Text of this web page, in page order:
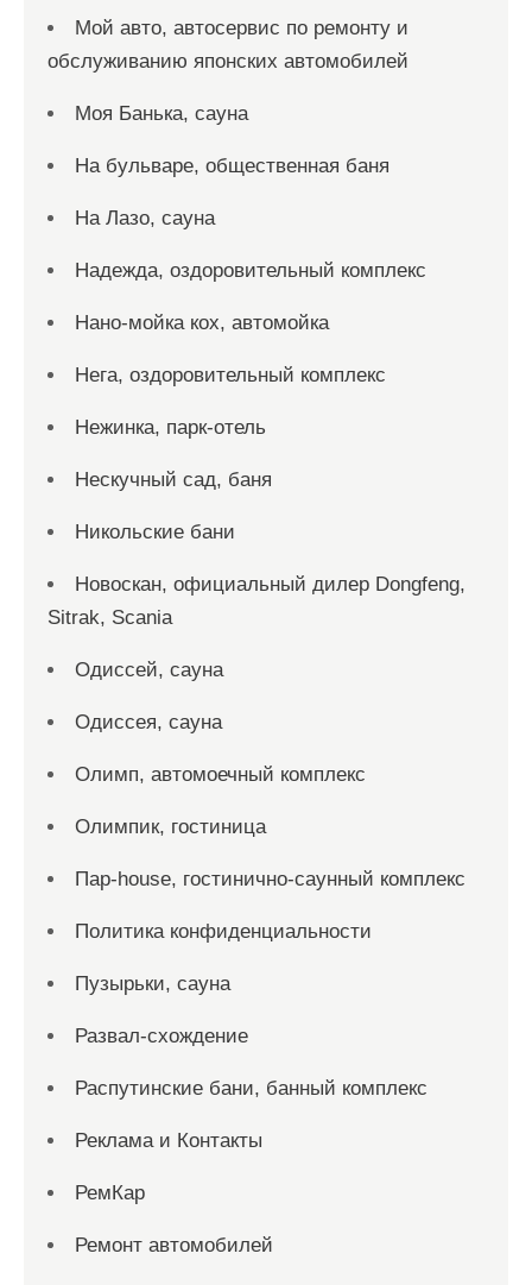
Мой авто, автосервис по ремонту и
обслуживанию японских автомобилей
Моя Банька, сауна
На бульваре, общественная баня
На Лазо, сауна
Надежда, оздоровительный комплекс
Нано-мойка кох, автомойка
Нега, оздоровительный комплекс
Нежинка, парк-отель
Нескучный сад, баня
Никольские бани
Новоcкан, официальный дилер Dongfeng,
Sitrak, Scania
Одиссей, сауна
Одиссея, сауна
Олимп, автомоечный комплекс
Олимпик, гостиница
Пар-house, гостинично-саунный комплекс
Политика конфиденциальности
Пузырьки, сауна
Развал-схождение
Распутинские бани, банный комплекс
Реклама и Контакты
РемКар
Ремонт автомобилей